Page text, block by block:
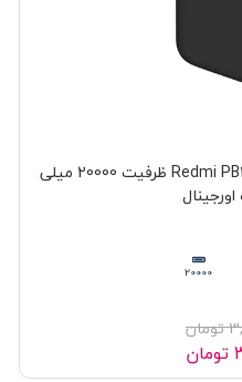
پاوربانک شیائومی مدل Redmi PB200 LZM ظرفیت 20000 میلی
20000
تومان
تومان